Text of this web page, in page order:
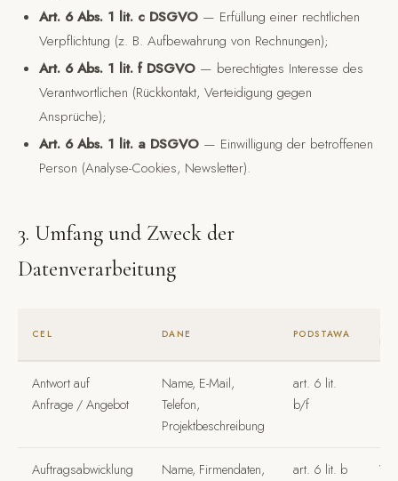
Art. 6 Abs. 1 lit. c DSGVO — Erfüllung einer rechtlichen
Verpflichtung (z. B. Aufbewahrung von Rechnungen);
Art. 6 Abs. 1 lit. f DSGVO — berechtigtes Interesse des
Verantwortlichen (Rückkontakt, Verteidigung gegen
Ansprüche);
Art. 6 Abs. 1 lit. a DSGVO — Einwilligung der betroffenen
Person (Analyse-Cookies, Newsletter).
3. Umfang und Zweck der
Datenverarbeitung
CEL DANE PODSTAWA
Antwort auf
Anfrage / Angebot
Name, E-Mail,
Telefon,
Projektbeschreibung
art. 6 lit.
b/f
Auftragsabwicklung
Name, Firmendaten,
art. 6 lit. b